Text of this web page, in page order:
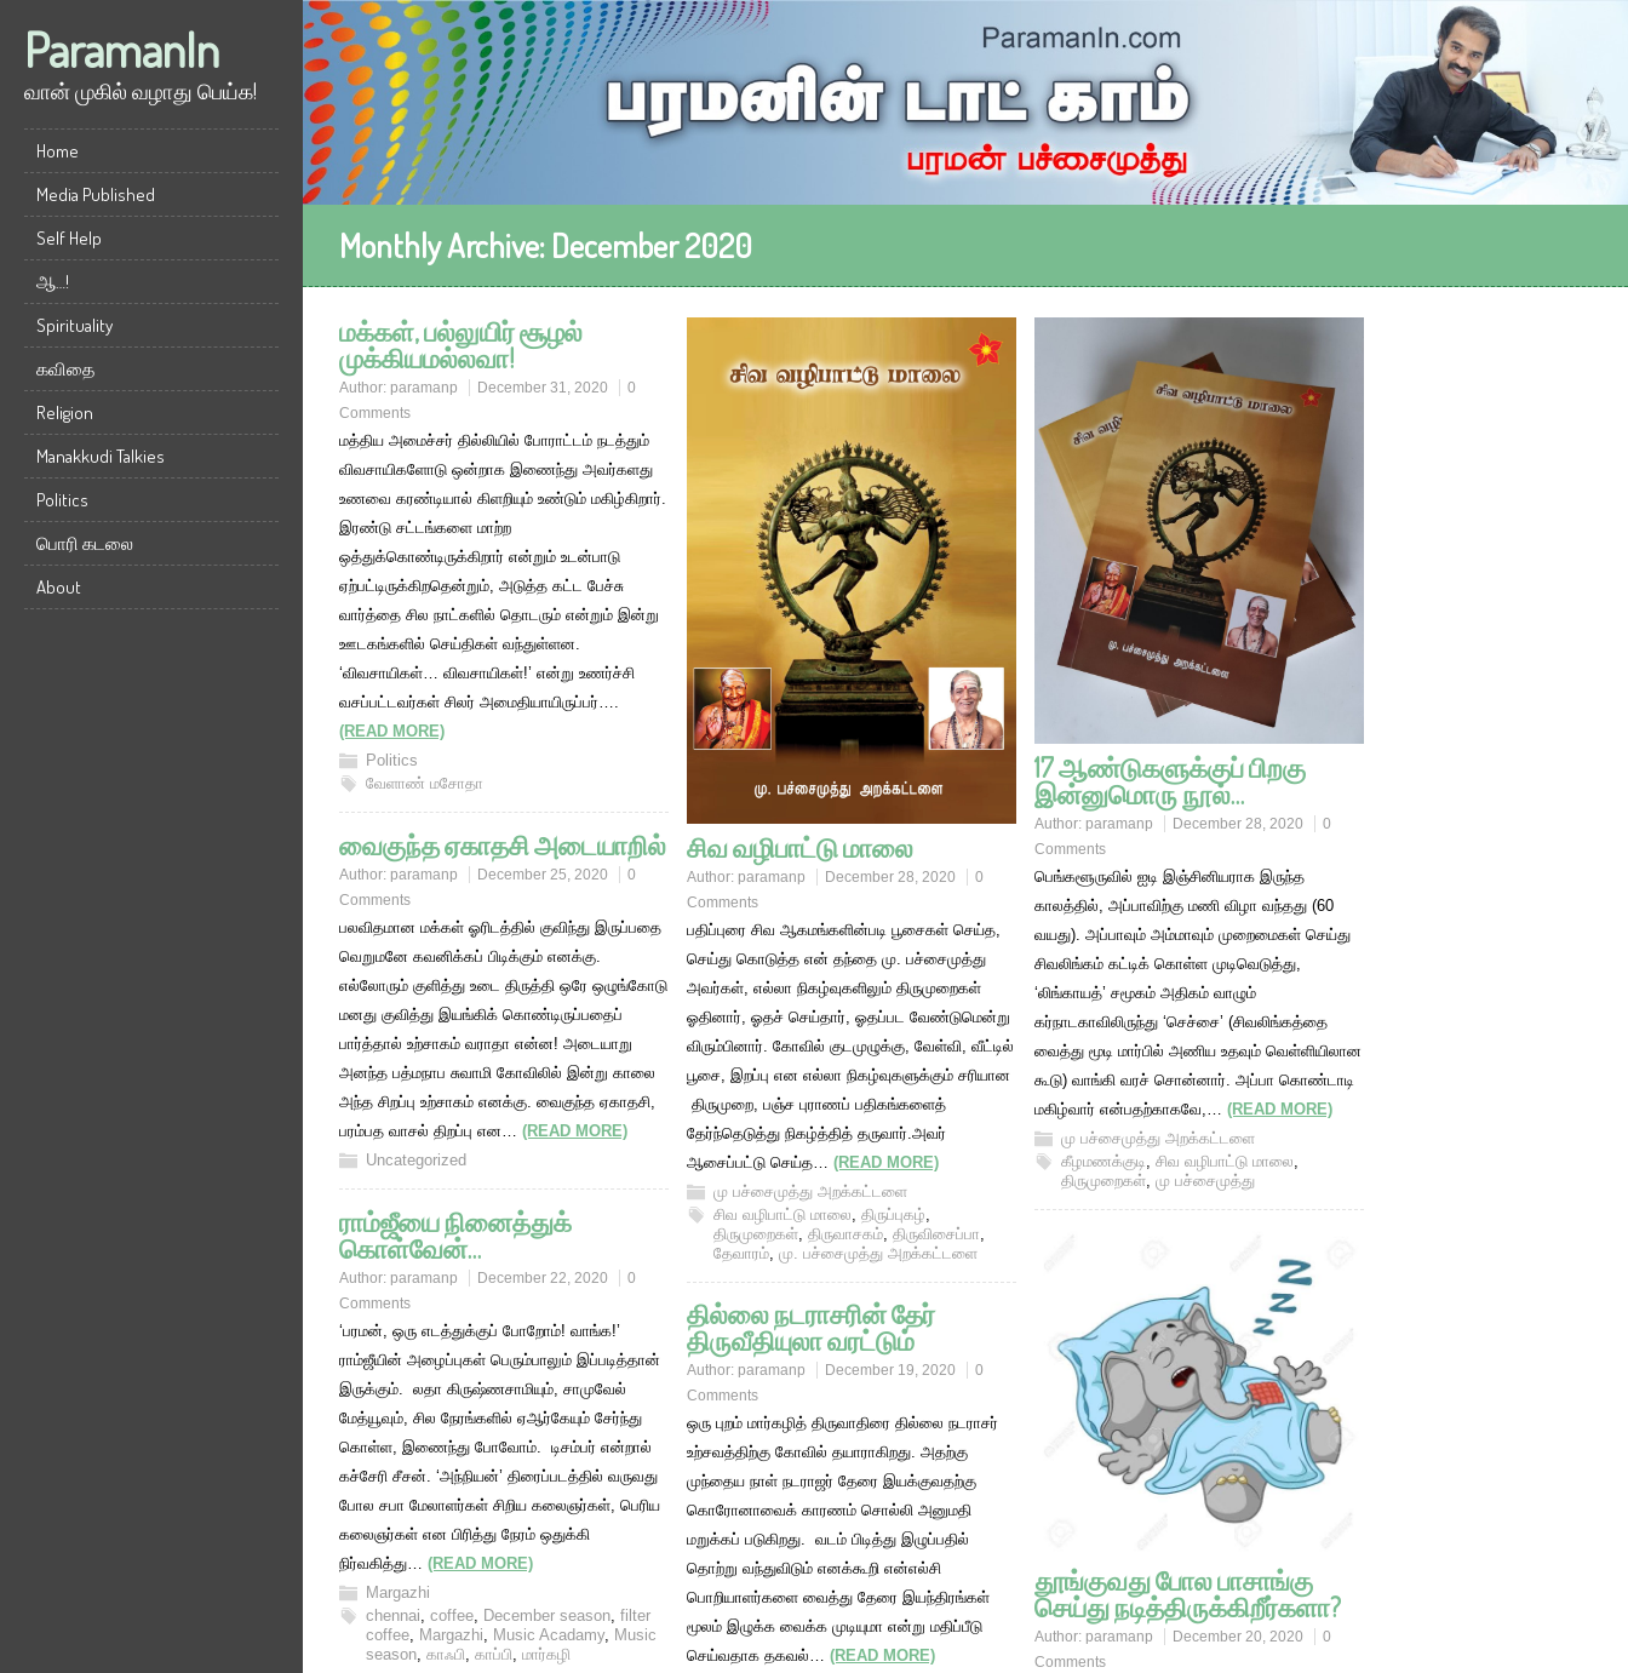
ParamanIn
வான் முகில் வழாது பெய்க!
Home
Media Published
Self Help
ஆ…!
Spirituality
கவிதை
Religion
Manakkudi Talkies
Politics
பொரி கடலை
About
Monthly Archive: December 2020
மக்கள், பல்லுயிர் சூழல்
முக்கியமல்லவா!
Author: paramanp December 31, 2020
0
Comments
மத்திய அமைச்சர் தில்லியில் போராட்டம் நடத்தும்
விவசாயிகளோடு ஒன்றாக இணைந்து அவர்களது
உணவை கரண்டியால் கிளறியும் உண்டும் மகிழ்கிறார்.
இரண்டு சட்டங்களை மாற்ற
ஒத்துக்கொண்டிருக்கிறார் என்றும் உடன்பாடு
ஏற்பட்டிருக்கிறதென்றும், அடுத்த கட்ட பேச்சு
வார்த்தை சில நாட்களில் தொடரும் என்றும் இன்று
ஊடகங்களில் செய்திகள் வந்துள்ளன.
‘விவசாயிகள்… விவசாயிகள்!’ என்று உணர்ச்சி
வசப்பட்டவர்கள் சிலர் அமைதியாயிருப்பர்….
(READ MORE)
Politics
வேளாண் மசோதா
சிவ வழிபாட்டு மாலை
Author: paramanp December 28, 2020
0
Comments
பதிப்புரை சிவ ஆகமங்களின்படி பூசைகள் செய்த,
செய்து கொடுத்த என் தந்தை மு. பச்சைமுத்து
அவர்கள், எல்லா நிகழ்வுகளிலும் திருமுறைகள்
ஓதினார், ஓதச் செய்தார், ஓதப்பட வேண்டுமென்று
விரும்பினார். கோவில் குடமுழுக்கு, வேள்வி, வீட்டில்
பூசை, இறப்பு என எல்லா நிகழ்வுகளுக்கும் சரியான
திருமுறை, பஞ்ச புராணப் பதிகங்களைத்
தேர்ந்தெடுத்து நிகழ்த்தித் தருவார்.அவர்
ஆசைப்பட்டு செய்த… (READ MORE)
மு பச்சைமுத்து அறக்கட்டளை
சிவ வழிபாட்டு மாலை திருப்புகழ்
திருமுறைகள் திருவாசகம் திருவிசைப்பா
தேவாரம் மு. பச்சைமுத்து அறக்கட்டளை
17 ஆண்டுகளுக்குப் பிறகு
இன்னுமொரு நூல்…
Author: paramanp December 28, 2020
0
Comments
பெங்களூருவில் ஐடி இஞ்சினியராக இருந்த
காலத்தில், அப்பாவிற்கு மணி விழா வந்தது (60
வயது). அப்பாவும் அம்மாவும் முறைமைகள் செய்து
சிவலிங்கம் கட்டிக் கொள்ள முடிவெடுத்து,
‘லிங்காயத்’ சமூகம் அதிகம் வாழும்
கர்நாடகாவிலிருந்து ‘செச்சை’ (சிவலிங்கத்தை
வைத்து மூடி மார்பில் அணிய உதவும் வெள்ளியிலான
கூடு) வாங்கி வரச் சொன்னார். அப்பா கொண்டாடி
மகிழ்வார் என்பதற்காகவே,… (READ MORE)
மு பச்சைமுத்து அறக்கட்டளை
கீழமணக்குடி
சிவ வழிபாட்டு மாலை
திருமுறைகள் மு பச்சைமுத்து
வைகுந்த ஏகாதசி அடையாறில்
Author: paramanp December 25, 2020
0
Comments
பலவிதமான மக்கள் ஓரிடத்தில் குவிந்து இருப்பதை
வெறுமனே கவனிக்கப் பிடிக்கும் எனக்கு.
எல்லோரும் குளித்து உடை திருத்தி ஒரே ஒழுங்கோடு
மனது குவித்து இயங்கிக் கொண்டிருப்பதைப்
பார்த்தால் உற்சாகம் வராதா என்ன! அடையாறு
அனந்த பத்மநாப சுவாமி கோவிலில் இன்று காலை
அந்த சிறப்பு உற்சாகம் எனக்கு. வைகுந்த ஏகாதசி,
பரம்பத வாசல் திறப்பு என… (READ MORE)
Uncategorized
ராம்ஜீயை நினைத்துக்
கொள்வேன்…
Author: paramanp December 22, 2020
0
Comments
‘பரமன், ஒரு எடத்துக்குப் போறோம்! வாங்க!’
ராம்ஜீயின் அழைப்புகள் பெரும்பாலும் இப்படித்தான்
இருக்கும். லதா கிருஷ்ணசாமியும், சாமுவேல்
மேத்யூவும், சில நேரங்களில் ஏஆர்கேயும் சேர்ந்து
கொள்ள, இணைந்து போவோம். டிசம்பர் என்றால்
கச்சேரி சீசன். ‘அந்நியன்’ திரைப்படத்தில் வருவது
போல சபா மேலாளர்கள் சிறிய கலைஞர்கள், பெரிய
கலைஞர்கள் என பிரித்து நேரம் ஒதுக்கி
நிர்வகித்து… (READ MORE)
Margazhi
chennai coffee December season filter
coffee
Margazhi Music Acadamy, Music
season காஃபி காப்பி மார்கழி
தூங்குவது போல பாசாங்கு
செய்து நடித்திருக்கிறீர்களா?
Author: paramanp December 20, 2020
0
Comments
தில்லை நடராசரின் தேர்
திருவீதியுலா வரட்டும்
Author: paramanp December 19, 2020
0
Comments
ஒரு புறம் மார்கழித் திருவாதிரை தில்லை நடராசர்
உற்சவத்திற்கு கோவில் தயாராகிறது. அதற்கு
முந்தைய நாள் நடராஜர் தேரை இயக்குவதற்கு
கொரோனாவைக் காரணம் சொல்லி அனுமதி
மறுக்கப் படுகிறது. வடம் பிடித்து இழுப்பதில்
தொற்று வந்துவிடும் எனக்கூறி என்எல்சி
பொறியாளர்களை வைத்து தேரை இயந்திரங்கள்
மூலம் இழுக்க வைக்க முடியுமா என்று மதிப்பீடு
செய்வதாக தகவல்… (READ MORE)